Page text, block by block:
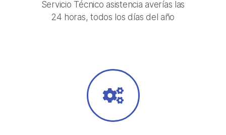
Servicio Técnico asistencia averías las
24 horas, todos los días del año